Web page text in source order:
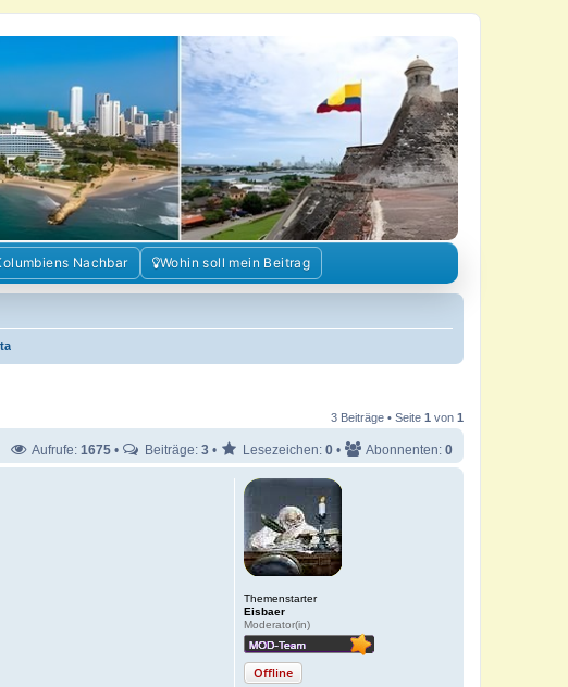
Nachbar Wohin soll mein Beitrag
3 Beiträge • Seite 1 von 1
Aufrufe: 1675 • Beiträge: 3 • Lesezeichen: 0 • Abonnenten: 0
Themenstarter
Eisbaer
Moderator(in)
Offline